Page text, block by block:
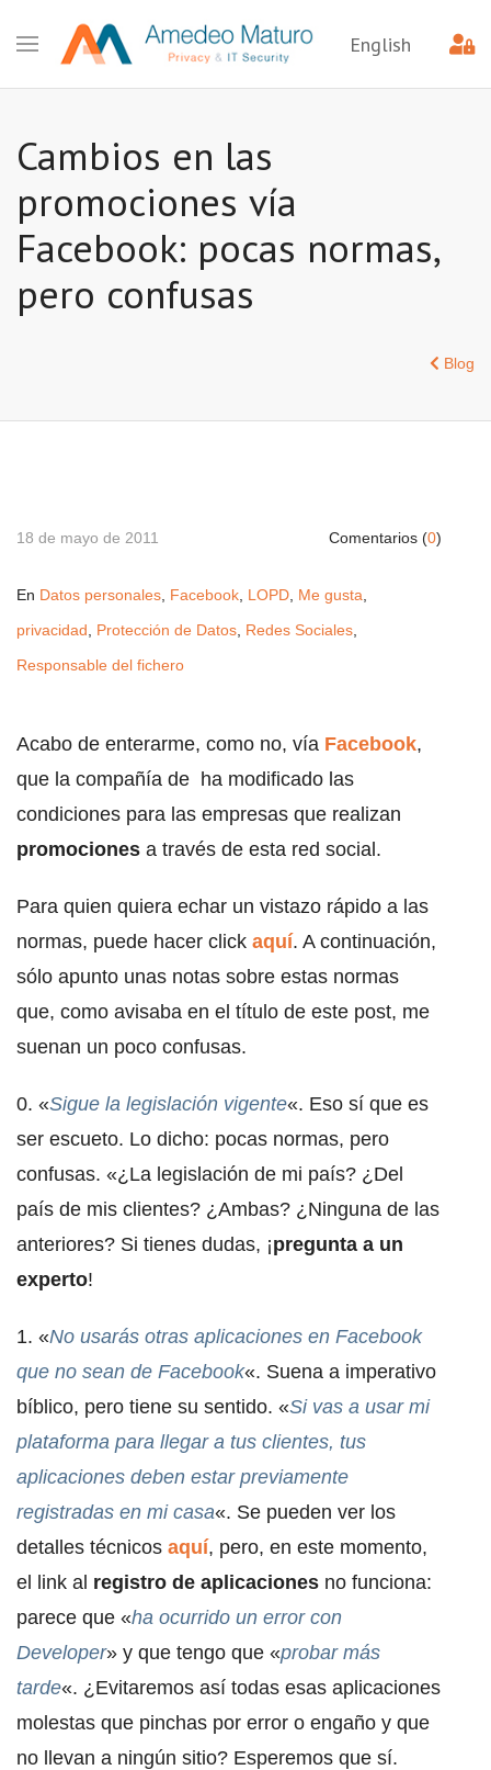
English
Cambios en las
promociones vía
Facebook: pocas normas,
pero confusas
Blog
18 de mayo de 2011 Comentarios (0)
En Datos personales Facebook LOPD Me gusta
privacidad
Protección de Datos Redes Sociales
Responsable del fichero
Acabo de enterarme, como no, vía Facebook,
que la compañía de ha modificado las
condiciones para las empresas que realizan
promociones a través de esta red social.
Para quien quiera echar un vistazo rápido a las
normas, puede hacer click aquí. A continuación,
sólo apunto unas notas sobre estas normas
que, como avisaba en el título de este post, me
suenan un poco confusas.
0. «Sigue la legislación vigente«. Eso sí que es
ser escueto. Lo dicho: pocas normas, pero
confusas. «¿La legislación de mi país? ¿Del
país de mis clientes? ¿Ambas? ¿Ninguna de las
anteriores? Si tienes dudas, ¡pregunta a un
experto!
1. «No usarás otras aplicaciones en Facebook
que no sean de Facebook«. Suena a imperativo
bíblico, pero tiene su sentido. «Si vas a usar mi
plataforma para llegar a tus clientes, tus
aplicaciones deben estar previamente
registradas en mi casa«. Se pueden ver los
detalles técnicos aquí, pero, en este momento,
el link al registro de aplicaciones no funciona:
parece que «ha ocurrido un error con
Developer» y que tengo que «probar más
tarde«. ¿Evitaremos así todas esas aplicaciones
molestas que pinchas por error o engaño y que
no llevan a ningún sitio? Esperemos que sí.